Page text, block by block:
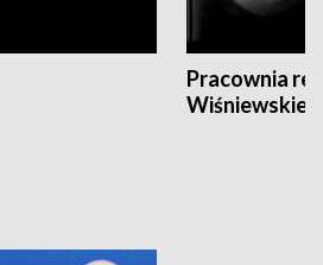
Pracownia